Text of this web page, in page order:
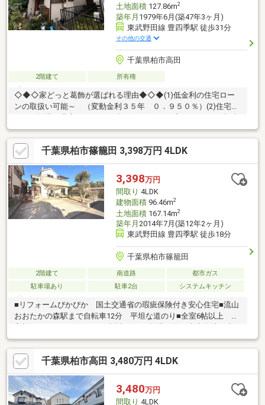
土地面積127.86m2
築年月 1979年6月(築47年3ヶ月)
東武野田線 豊四季駅 徒歩31分
その他の交通
千葉県柏市高田
2階建て 所有権
◇◆◇家どっと葛飾が選ばれる理由◆◇◆(1)低金利の住宅ロー
ンの取扱い可能～ （変動金利３５年 ０．９５０％）(2)住宅ロ
ーンの知識が豊富でローンに強い～(3)ライフプランナーとの打合
せが出来る～（無料）～【今のお客様のご状況をお聞かせくださ
い】～◆毎月支払う住居費って自分達はいくらなら大丈夫かな。
◆歳を重ねてもずっと安心して暮らせる場所がいい！◆購入はし
たいけど、手続きとか税金とか色々心配。期待も大きい反面、悩
みや不安も多いと思います。不動産売買専門店でお客様と一緒に
悩んできた数が多い私達だから解決出来る問題があります。
千葉県柏市篠籠田 3,398万円 4LDK
3,398万円
間取り 4LDK
建物面積96.46m2
土地面積167.14m2
築年月 2014年7月(築12年2ヶ月)
東武野田線 豊四季駅 徒歩18分
千葉県柏市篠籠田
2階建て 南道路
都市ガス
駐車場あり
駐車2台 システムキッチン
■リフォームぴかぴか 国土交通省の瑕疵保険付き安心住宅■流山
おおたかの森駅まで自転車12分 平坦な道のり■全室6帖以上 大
庭 解放感あるロケーション■全室南向き 全室2面採光 ぽかぽ
かあったか、やさしい陽だまり 夏は涼しい風が抜けて、エアコ
ンを節約■疲れたら、ソファよりも畳にゴロン 背筋が伸びて気
持ちいい■リビング隣の和室を合わせて、21帖 ひろびろくつろ
ぐ癒しのスペース■リビングから愛車を愛でる 車好きさんの、
ささやかな幸せ■カースペース2台並列 前面道路は交通量少な
千葉県柏市高田 3,480万円 4LDK
3,480万円
間取り 4LDK